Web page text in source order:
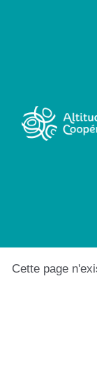
Aller au
Cette page